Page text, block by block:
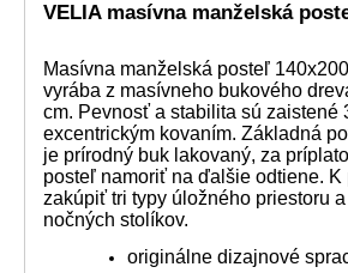
VELIA masívna manželská
Masívna manželská posteľ
vyrába z masívneho bukového
cm. Pevnosť a stabilita sú zaistené
excentrickým kovaním. Základná
je prírodný buk lakovaný, za
posteľ namoriť na ďalšie odtiene. K
zakúpiť tri typy úložného priestoru
nočných stolíkov.
originálne dizajnové